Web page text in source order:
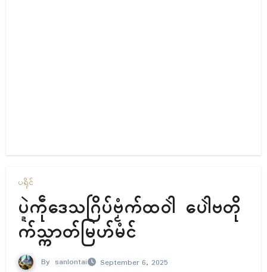
ပရိုၚ်
ပ္ဍဲကဵုဒေသဂြိပ်ဗၟံက်ထဝါဲ ပေါဲဗတို
က်သ္ကာတ်မြဟ်မံၚ်
By sanlontai September 6, 2025